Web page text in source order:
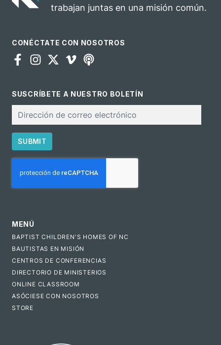
trabajan juntas en una misión común.
CONÉCTATE CON NOSOTROS
SUSCRÍBETE A NUESTRO BOLETÍN
electrónico
SUBMIT
MENÚ
BAPTIST CHILDREN'S HOMES OF NC
BAUTISTAS EN MISIÓN
CENTROS DE CONFERENCIAS
DIRECTORIO DE MINISTERIOS
ONLINE CLASSROOM
ASÓCIESE CON NOSOTROS
STORE